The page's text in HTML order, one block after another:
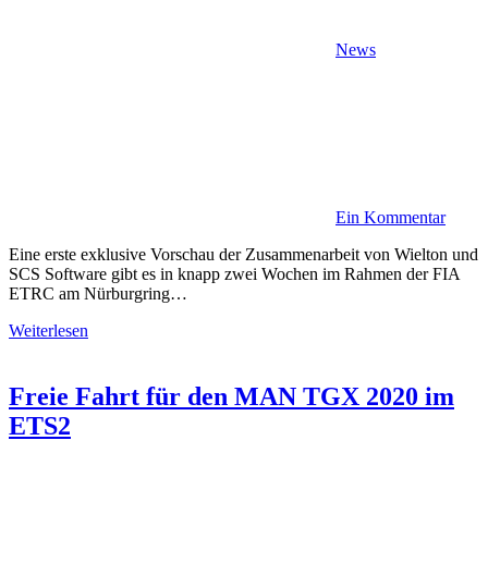
News
Ein Kommentar
Eine erste exklusive Vorschau der Zusammenarbeit von Wielton und
SCS Software gibt es in knapp zwei Wochen im Rahmen der FIA
ETRC am Nürburgring…
Weiterlesen
Freie Fahrt für den MAN TGX 2020 im
ETS2